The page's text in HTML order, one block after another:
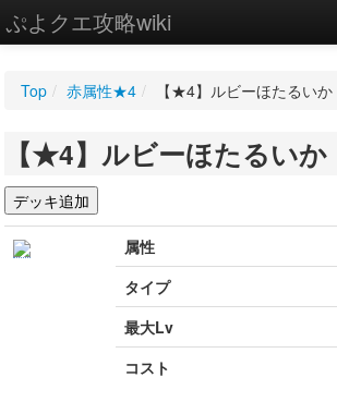
ぷよクエ攻略wiki
WIKI
設定
Top / 赤属性★4 / 【★4】ルビーほたるいか
【★4】ルビーほたるいか
属性
タイプ
最大Lv
コスト